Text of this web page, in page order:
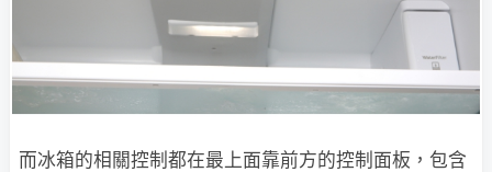
而冰箱的相關控制都在最上面靠前方的控制面板，包含